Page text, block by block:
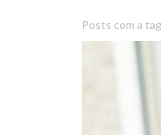
Posts com a